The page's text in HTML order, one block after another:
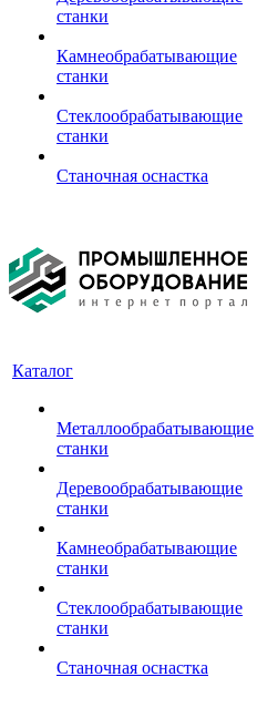
станки
Камнеобрабатывающие
станки
Стеклообрабатывающие
станки
Станочная оснастка
Каталог
Металлообрабатывающие
станки
Деревообрабатывающие
станки
Камнеобрабатывающие
станки
Стеклообрабатывающие
станки
Станочная оснастка